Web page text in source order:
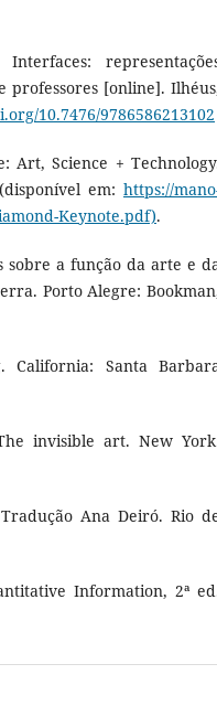
professores [online].
10.7476/9786586213102
Art, Science +
em: https://
Keynote.pdf).
sobre a função da arte e
Porto Alegre:
California: Santa
invisible art. New
Ana Deiró. Rio
Information, 2ª